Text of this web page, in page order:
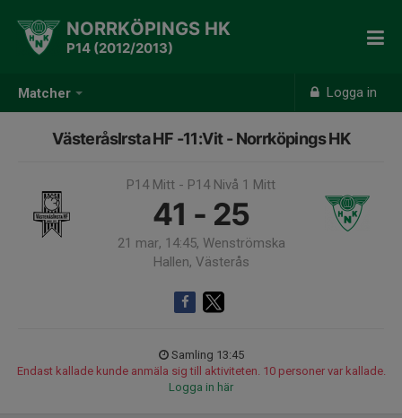
Matcher Logga in
NORRKÖPINGS HK
P14 (2012/2013)
VästeråsIrsta HF -11:Vit - Norrköpings HK
P14 Mitt - P14 Nivå 1 Mitt
41 - 25
21 mar, 14:45, Wenströmska
Hallen, Västerås
Samling 13:45
Endast kallade kunde anmäla sig till aktiviteten. 10 personer var kallade.
Logga in här